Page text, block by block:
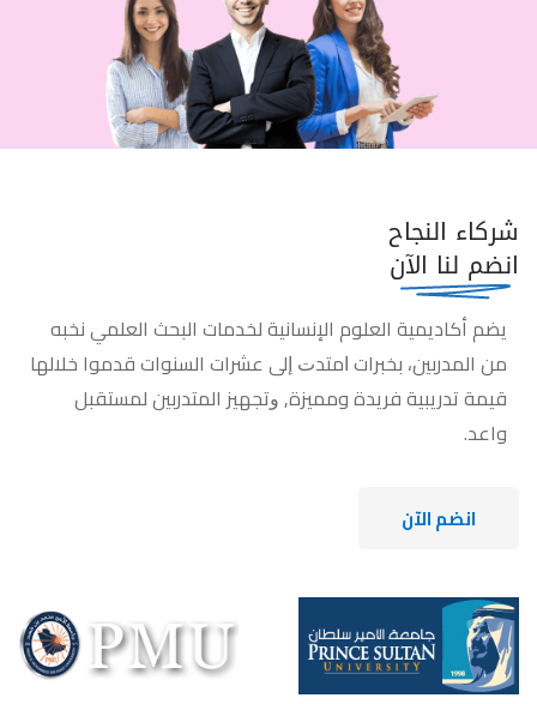
شركاء النجاح
انضم لنا الآن
يضم أكاديمية العلوم الإنسانية لخدمات البحث العلمي نخبه
من المدربين، بخبرات ﺍﻣﺘﺪﺕ ﺇﻟﻰ عشرات السنوات قدموا ﺧﻼﻟﻬﺎ
قيمة تدريبية فريدة ومميزة٫ ﻭﺗﺠﻬﻴﺰ المتدربين ﻟﻤﺴﺘﻘﺒﻞ
واعد.
انضم الآن